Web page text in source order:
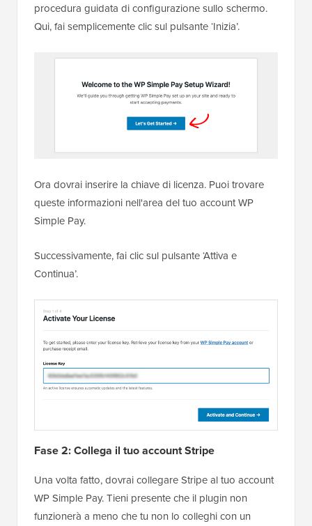
procedura guidata di configurazione sullo schermo.
Qui, fai semplicemente clic sul pulsante ‘Inizia’.
Ora dovrai inserire la chiave di licenza. Puoi trovare
queste informazioni nell'area del tuo account WP
Simple Pay.
Successivamente, fai clic sul pulsante ‘Attiva e
Continua’.
Fase 2: Collega il tuo account Stripe
Una volta fatto, dovrai collegare Stripe al tuo account
WP Simple Pay. Tieni presente che il plugin non
funzionerà a meno che tu non lo colleghi con un